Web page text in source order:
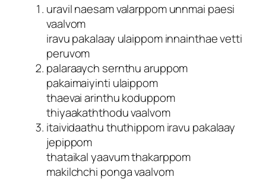
uravil naesam valarppom unnmai paesi
vaalvom
iravu pakalaay ulaippom innainthae vetti
peruvom
palaraaych sernthu aruppom
pakaimaiyinti ulaippom
thaevai arinthu koduppom
thiyaakaththodu vaalvom
itaividaathu thuthippom iravu pakalaay
jepippom
thataikal yaavum thakarppom
makilchchi ponga vaalvom